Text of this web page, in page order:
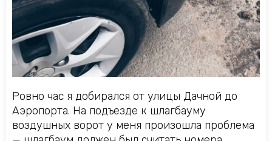
Ровно час я добирался от улицы Дачной до
Аэропорта. На подъезде к шлагбауму
воздушных ворот у меня произошла проблема